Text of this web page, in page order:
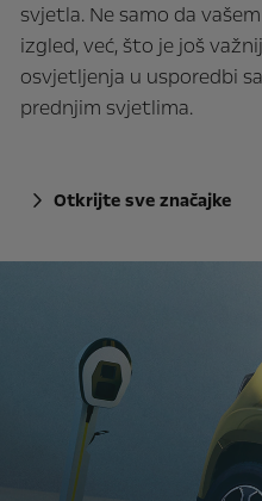
svjetla. Ne samo da
izgled, već, što je još
osvjetljenja u usporedbi
prednjim svjetlima.
Otkrijte sve značajke